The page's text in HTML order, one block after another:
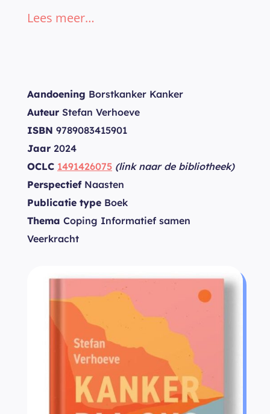
Lees meer…
Aandoening Borstkanker Kanker
Auteur Stefan Verhoeve
ISBN 9789083415901
Jaar 2024
OCLC 1491426075 (link naar de bibliotheek)
PerspectiefNaasten
Publicatie type Boek
Thema Coping Informatief samen
Veerkracht